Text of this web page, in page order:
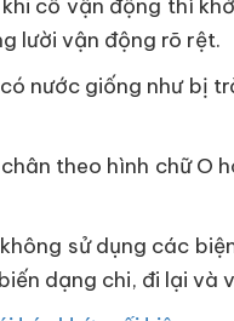
cố vận động thì
lười vận động rõ rệt.
nước giống như bị
theo hình chữ O
sử dụng các
dạng chi, đi lại và